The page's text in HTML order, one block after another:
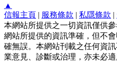
▲
信報主頁 | 服務條款 | 私隱條款 |
本網站所提供之一切資訊僅供
網站所提供的資訊準確，但不
確無誤。本網站刊載之任何資
業意見、診斷或治理，亦未必